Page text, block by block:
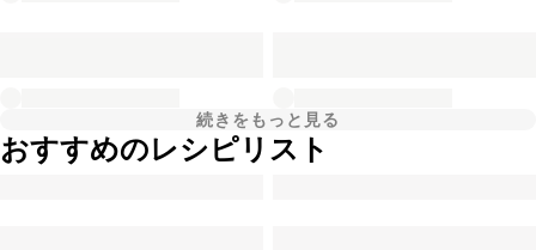
続きをもっと見る
おすすめのレシピリスト